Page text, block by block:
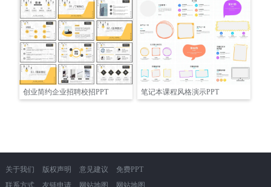
创业简约企业招聘校招PPT 笔记本课程风格演示PPT
关于我们
联系方式
版权声明
友链申请
意见建议
网站地图
免费PPT
网站地图